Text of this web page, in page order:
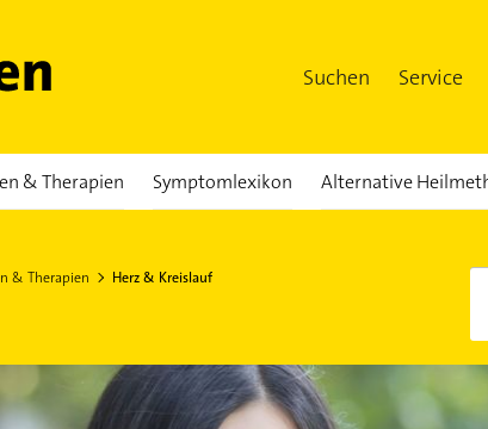
Suchen Service
& Therapien Symptomlexikon Alternative
& Therapien Herz & Kreislauf